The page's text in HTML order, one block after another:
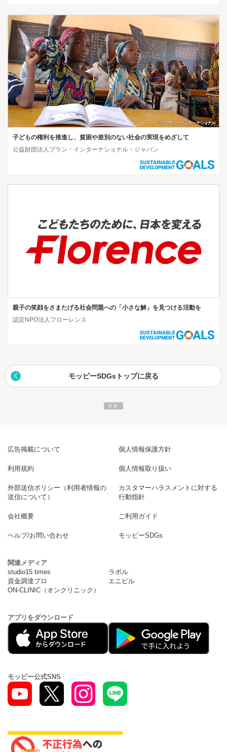
子どもの権利を推進し、貧困や差別のない社会の実現をめざして
公益財団法人プラン・インターナショナル・ジャパン
親子の笑顔をさまたげる社会問題への「小さな解」を見つける活動を
認定NPO法人フローレンス
モッピーSDGsトップに戻る
広告掲載について 個人情報保護方針
利用規約 個人情報取り扱い
外部送信ポリシー（利用者情報の
送信について）
カスタマーハラスメントに対する
行動指針
会社概要 ご利用ガイド
ヘルプ/お問い合わせ モッピーSDGs
関連メディア
studio15 times
ラボル
資金調達プロ
エニピル
ON-CLINIC（オンクリニック）
アプリをダウンロード
モッピー公式SNS